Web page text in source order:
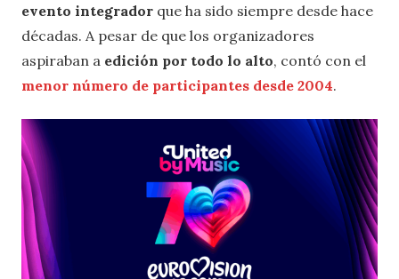
evento integrador que ha sido siempre desde hace
décadas. A pesar de que los organizadores
aspiraban a edición por todo lo alto, contó con el
menor número de participantes desde 2004.